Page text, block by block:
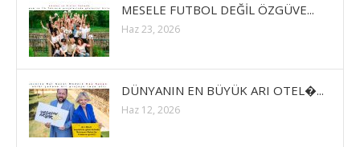
MESELE FUTBOL DEĞİL ÖZGÜVE...
Haz 23, 2026
DÜNYANIN EN BÜYÜK ARI OTEL�...
Haz 12, 2026